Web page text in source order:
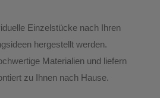
Einzelstücke nach Ihren
hergestellt werden.
Materialien und liefern
zu Ihnen nach Hause.